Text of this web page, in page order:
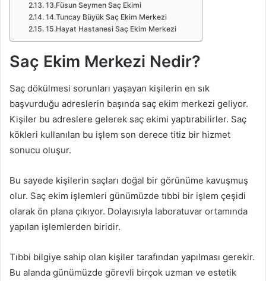
13.Füsun Seymen Saç Ekimi
14.Tuncay Büyük Saç Ekim Merkezi
15.Hayat Hastanesi Saç Ekim Merkezi
Saç Ekim Merkezi Nedir?
Saç dökülmesi sorunları yaşayan kişilerin en sık
başvurduğu adreslerin başında saç ekim merkezi geliyor.
Kişiler bu adreslere gelerek saç ekimi yaptırabilirler. Saç
kökleri kullanılan bu işlem son derece titiz bir hizmet
sonucu oluşur.
Bu sayede kişilerin saçları doğal bir görünüme kavuşmuş
olur. Saç ekim işlemleri günümüzde tıbbi bir işlem çeşidi
olarak ön plana çıkıyor. Dolayısıyla laboratuvar ortamında
yapılan işlemlerden biridir.
Tıbbi bilgiye sahip olan kişiler tarafından yapılması gerekir.
Bu alanda günümüzde görevli birçok uzman ve estetik